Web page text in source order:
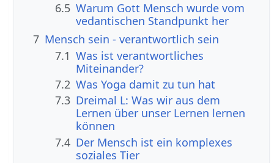
6.5 Warum Gott Mensch wurde vom
vedantischen Standpunkt her
7 Mensch sein - verantwortlich sein
7.1 Was ist verantwortliches
Miteinander?
7.2 Was Yoga damit zu tun hat
7.3 Dreimal L: Was wir aus dem
Lernen über unser Lernen lernen
können
7.4 Der Mensch ist ein komplexes
soziales Tier